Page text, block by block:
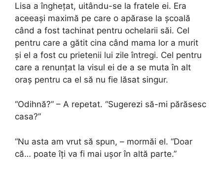
Lisa a înghețat, uitându-se la fratele ei. Era
aceeași maximă pe care o apărase la școală
când a fost tachinat pentru ochelarii săi. Cel
pentru care a gătit cina când mama lor a murit
și el a fost cu prietenii lui zile întregi. Cel pentru
care a renunțat la visul ei de a se muta în alt
oraș pentru ca el să nu fie lăsat singur.
“Odihnă?” – A repetat. “Sugerezi să-mi părăsesc
casa?”
“Nu asta am vrut să spun, – mormăi el. “Doar
că… poate îți va fi mai ușor în altă parte.”